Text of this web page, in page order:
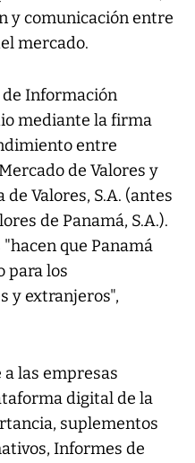
y comunicación entre
mercado.
Información
mediante la firma
entre
de Valores y
Valores, S.A. (antes
de Panamá, S.A.).
que Panamá
para los
y extranjeros",
las empresas
digital de la
suplementos
Informes de